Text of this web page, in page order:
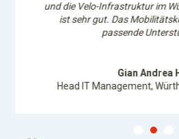
und die Velo-Infrastruktur im
ist sehr gut. Das
passende
Gian Andrea
Head IT Management,